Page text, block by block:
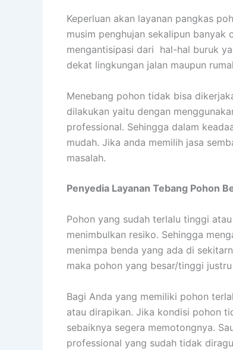
Keperluan akan layanan pangkas
musim penghujan sekalipun banyak
mengantisipasi dari hal-hal buruk
dekat lingkungan jalan maupun
Menebang pohon tidak bisa
dilakukan yaitu dengan
professional. Sehingga dalam
mudah. Jika anda memilih jasa
masalah.
Penyedia Layanan Tebang Pohon
Pohon yang sudah terlalu tinggi
menimbulkan resiko. Sehingga
menimpa benda yang ada di
maka pohon yang besar/tinggi
Bagi Anda yang memiliki pohon
atau dirapikan. Jika kondisi pohon
sebaiknya segera memotongnya.
professional yang sudah tidak